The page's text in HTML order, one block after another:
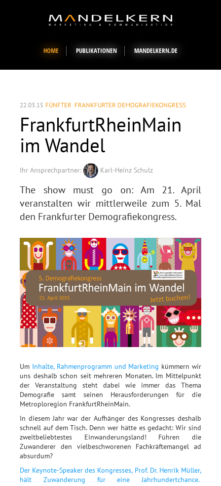
HOME PUBLIKATIONEN MANDELKERN.DE
22.03.15 FÜNFTER FRANKFURTER DEMOGRAFIEKONGRESS
FrankfurtRheinMain
im Wandel
Ihr Ansprechpartner: Karl-Heinz Schulz
The show must go on: Am 21. April
veranstalten wir mittlerweile zum 5. Mal
den Frankfurter Demografiekongress.
Um Inhalte, Rahmenprogramm und Marketing kümmern wir
uns deshalb schon seit mehreren Monaten. Im Mittelpunkt
der Veranstaltung steht dabei wie immer das Thema
Demografie samt seinen Herausforderungen für die
Metroploregion FrankfurtRheinMain.
In diesem Jahr war der Aufhänger des Kongresses deshalb
schnell auf dem Tisch. Denn wer hätte es gedacht: Wir sind
zweitbeliebtestes Einwanderungsland! Führen die
Zuwanderer den vielbeschworenen Fachkräftemangel ad
absurdum?
Der Keynote-Speaker des Kongresses, Prof. Dr. Henrik Müller,
hält Zuwanderung für eine Jahrhundertchance.